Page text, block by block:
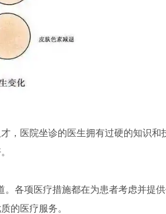
，医院坐诊的医生拥有过硬的知识
各项医疗措施都在为患者考虑并提
的医疗服务。